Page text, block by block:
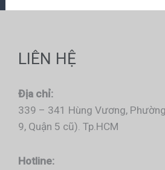
LIÊN HỆ
Địa chỉ:
339 – 341 Hùng Vương,
9, Quận 5 cũ). Tp.HCM
Hotline: